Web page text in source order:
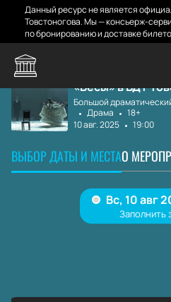
Данный ресурс не является
Товстоногова. Мы — консьерж-
по бронированию и доставке
Главная
«Бесы» в БДТ
Большой
Драма
18+
10 авг. 2025
19:00
ВЫБОР ДАТЫ И МЕСТАО